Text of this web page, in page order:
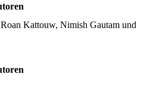
Kattouw, Nimish Gautam und